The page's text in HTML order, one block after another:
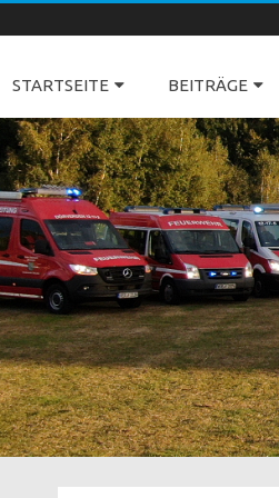
STARTSEITE BEITRÄGE